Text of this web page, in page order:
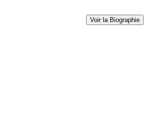
Voir la Biographie